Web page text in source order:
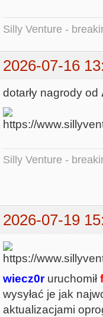
Silly Venture -
2026-07-16
dotarły nagrody od
Silly Venture -
2026-07-19
wiecz0ruruchomił
wysyłać je jak
aktualizacjami